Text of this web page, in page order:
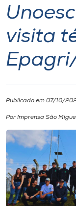
Atendimento ao
Portal de Ensino
I.nova
Diplomados
Cultura
visita
Publicado em 07/10/
Por Imprensa São